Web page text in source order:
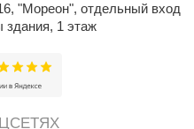
"Мореон", отдельный вход
здания, 1 этаж